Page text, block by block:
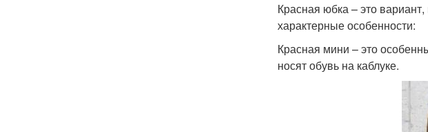
Красная юбка – это
характерные особенности:
Красная мини – это
носят обувь на каблуке.